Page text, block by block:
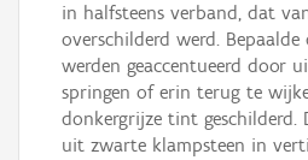
in halfsteens verband, dat
overschilderd werd. Bepaalde
werden geaccentueerd door
springen of erin terug te
donkergrijze tint geschilderd.
uit zwarte klampsteen in